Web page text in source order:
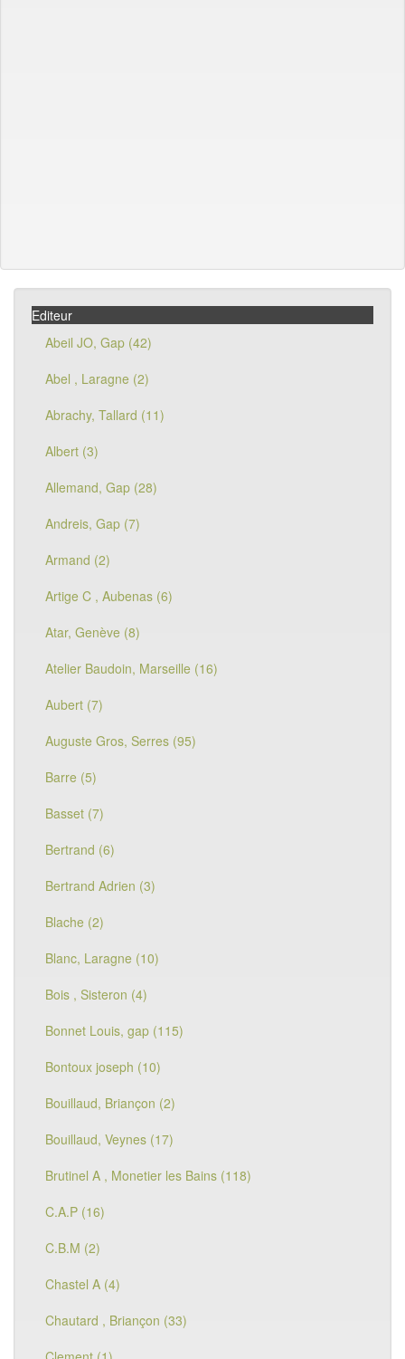
Editeur
Abeil JO, Gap (42)
Abel , Laragne (2)
Abrachy, Tallard (11)
Albert (3)
Allemand, Gap (28)
Andreis, Gap (7)
Armand (2)
Artige C , Aubenas (6)
Atar, Genève (8)
Atelier Baudoin, Marseille (16)
Aubert (7)
Auguste Gros, Serres (95)
Barre (5)
Basset (7)
Bertrand (6)
Bertrand Adrien (3)
Blache (2)
Blanc, Laragne (10)
Bois , Sisteron (4)
Bonnet Louis, gap (115)
Bontoux joseph (10)
Bouillaud, Briançon (2)
Bouillaud, Veynes (17)
Brutinel A , Monetier les Bains (118)
C.A.P (16)
C.B.M (2)
Chastel A (4)
Chautard , Briançon (33)